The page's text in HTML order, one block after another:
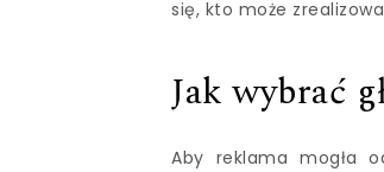
się, kto może
Jak wybrać
Aby reklama mogła